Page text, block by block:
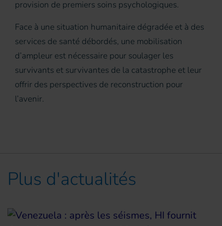
provision de premiers soins psychologiques.
Face à une situation humanitaire dégradée et à des
services de santé débordés, une mobilisation
d’ampleur est nécessaire pour soulager les
survivants et survivantes de la catastrophe et leur
offrir des perspectives de reconstruction pour
l’avenir.
Plus d'actualités